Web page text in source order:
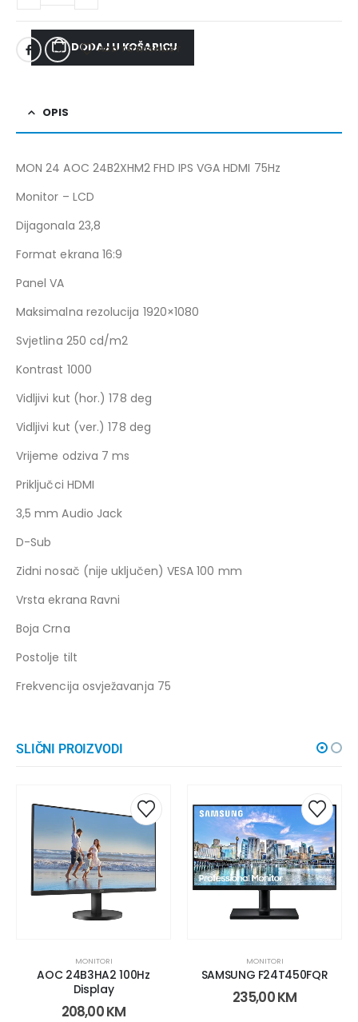
DODAJ U KOŠARICU
ADD TO WISHLIST
OPIS
MON 24 AOC 24B2XHM2 FHD IPS VGA HDMI 75Hz
Monitor – LCD
Dijagonala 23,8
Format ekrana 16:9
Panel VA
Maksimalna rezolucija 1920×1080
Svjetlina 250 cd/m2
Kontrast 1000
Vidljivi kut (hor.) 178 deg
Vidljivi kut (ver.) 178 deg
Vrijeme odziva 7 ms
Priključci HDMI
3,5 mm Audio Jack
D-Sub
Zidni nosač (nije uključen) VESA 100 mm
Vrsta ekrana Ravni
Boja Crna
Postolje tilt
Frekvencija osvježavanja 75
SLIČNI PROIZVODI
MONITORI
AOC 24B3HA2 100Hz
Display
208,00KM
MONITORI
SAMSUNG F24T450FQR
235,00KM